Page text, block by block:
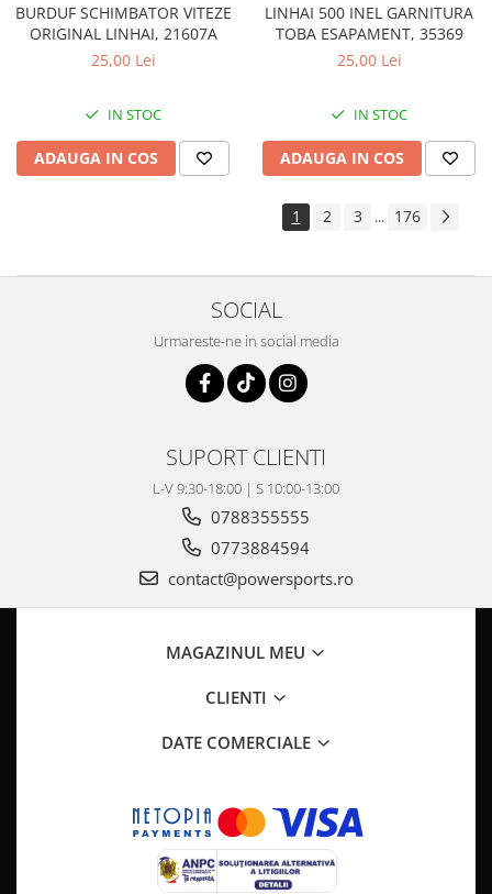
BURDUF SCHIMBATOR VITEZE
ORIGINAL LINHAI, 21607A
25,00 Lei
IN STOC
ADAUGA IN COS
LINHAI 500 INEL GARNITURA
TOBA ESAPAMENT, 35369
25,00 Lei
IN STOC
ADAUGA IN COS
1 2 3 ... 176
SOCIAL
Urmareste-ne in social media
SUPORT CLIENTI
L-V 9:30-18:00 | S 10:00-13:00
0788355555
0773884594
contact@powersports.ro
MAGAZINUL MEU
CLIENTI
DATE COMERCIALE